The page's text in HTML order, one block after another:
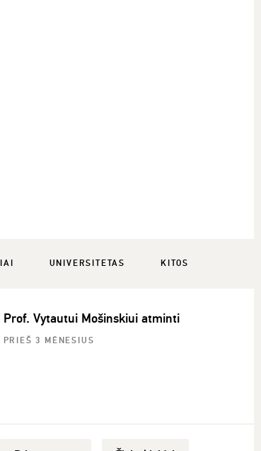
UNIVERSITETAS KITOS
Prof. Vytautui Mošinskiui atminti
PRIEŠ 3 MĖNESIUS